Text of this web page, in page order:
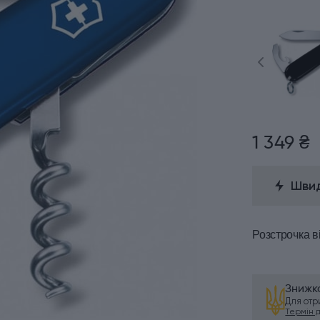
1 349 ₴
Розстрочка
Для
Термін